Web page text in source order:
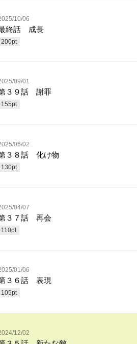
10/06
終話 成長
200pt
09/01
３９話 謝罪
155pt
06/02
３８話 化け物
130pt
04/07
３７話 再会
110pt
01/06
３６話 表現
105pt
12/02